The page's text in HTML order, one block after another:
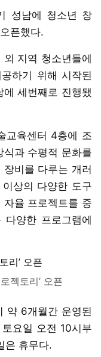
성남에 청소년 창
픈했다.
지역 청소년들에
하기 위해 시작된
세번째로 진행됐
교육센터 4층에 조
과 수평적 문화를
비를 다루는 개러
상의 다양한 도구
율 프로젝트를 중
양한 프로그램에
젝토리’ 오픈
약 6개월간 운영된
요일 오전 10시부
은 휴무다.